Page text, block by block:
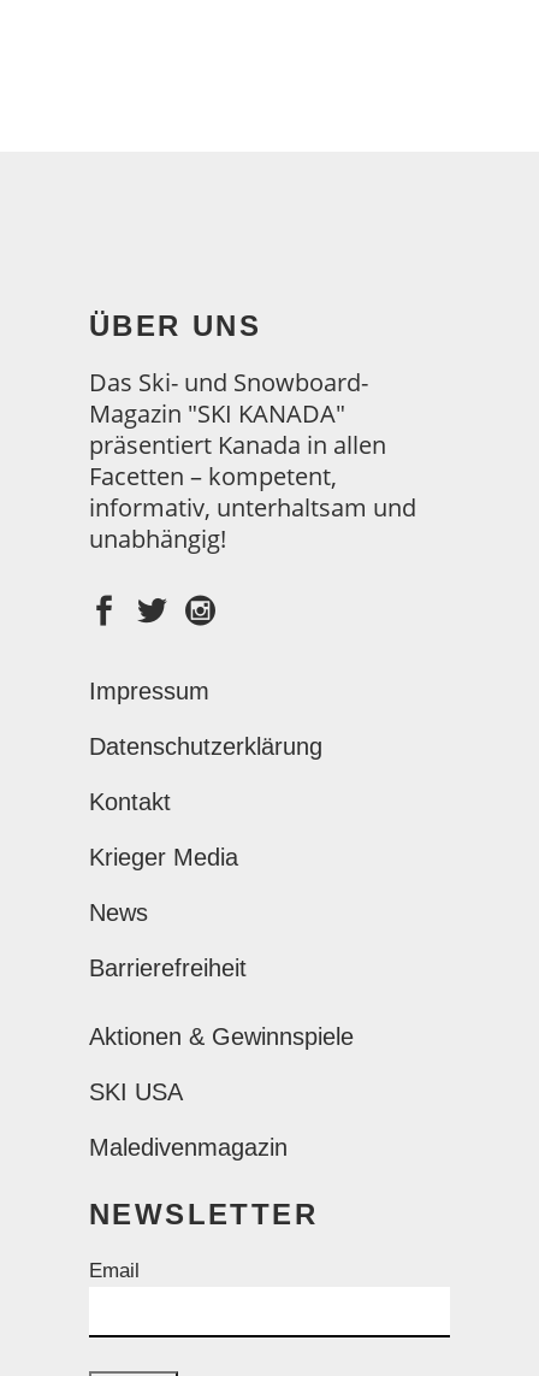
ÜBER UNS
Das Ski- und Snowboard-
Magazin "SKI KANADA"
präsentiert Kanada in allen
Facetten – kompetent,
informativ, unterhaltsam und
unabhängig!
Impressum
Datenschutzerklärung
Kontakt
Krieger Media
News
Barrierefreiheit
Aktionen & Gewinnspiele
SKI USA
Maledivenmagazin
NEWSLETTER
Email